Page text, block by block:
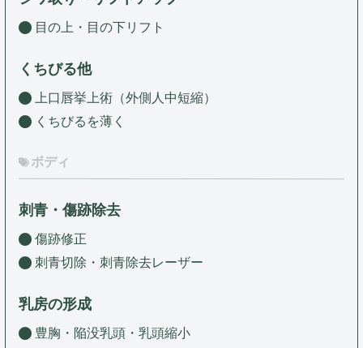
目の上・目の下リフト
くちびる他
上口唇挙上術（外側人中短縮）
くちびるを薄く
ボディ
刺青・傷跡除去
傷跡修正
刺青切除・刺青除去レーザー
乳房の形成
豊胸・陥没乳頭・乳頭縮小